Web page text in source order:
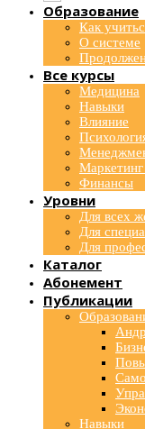
Образование
Как
О системе
Все курсы
Медицина
Навыки
Влияние
Маркетинг
Финансы
Уровни
Для всех
Для
Для
Каталог
Абонемент
Публикации
Навыки